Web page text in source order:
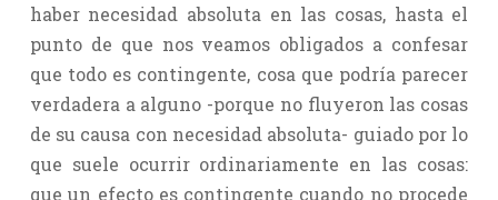
haber necesidad absoluta en las cosas, hasta el
punto de que nos veamos obligados a confesar
que todo es contingente, cosa que podría parecer
verdadera a alguno -porque no fluyeron las cosas
de su causa con necesidad absoluta- guiado por lo
que suele ocurrir ordinariamente en las cosas:
que un efecto es contingente cuando no procede